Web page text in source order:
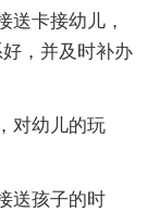
送卡接幼儿，
，并及时补办
对幼儿的玩
送孩子的时